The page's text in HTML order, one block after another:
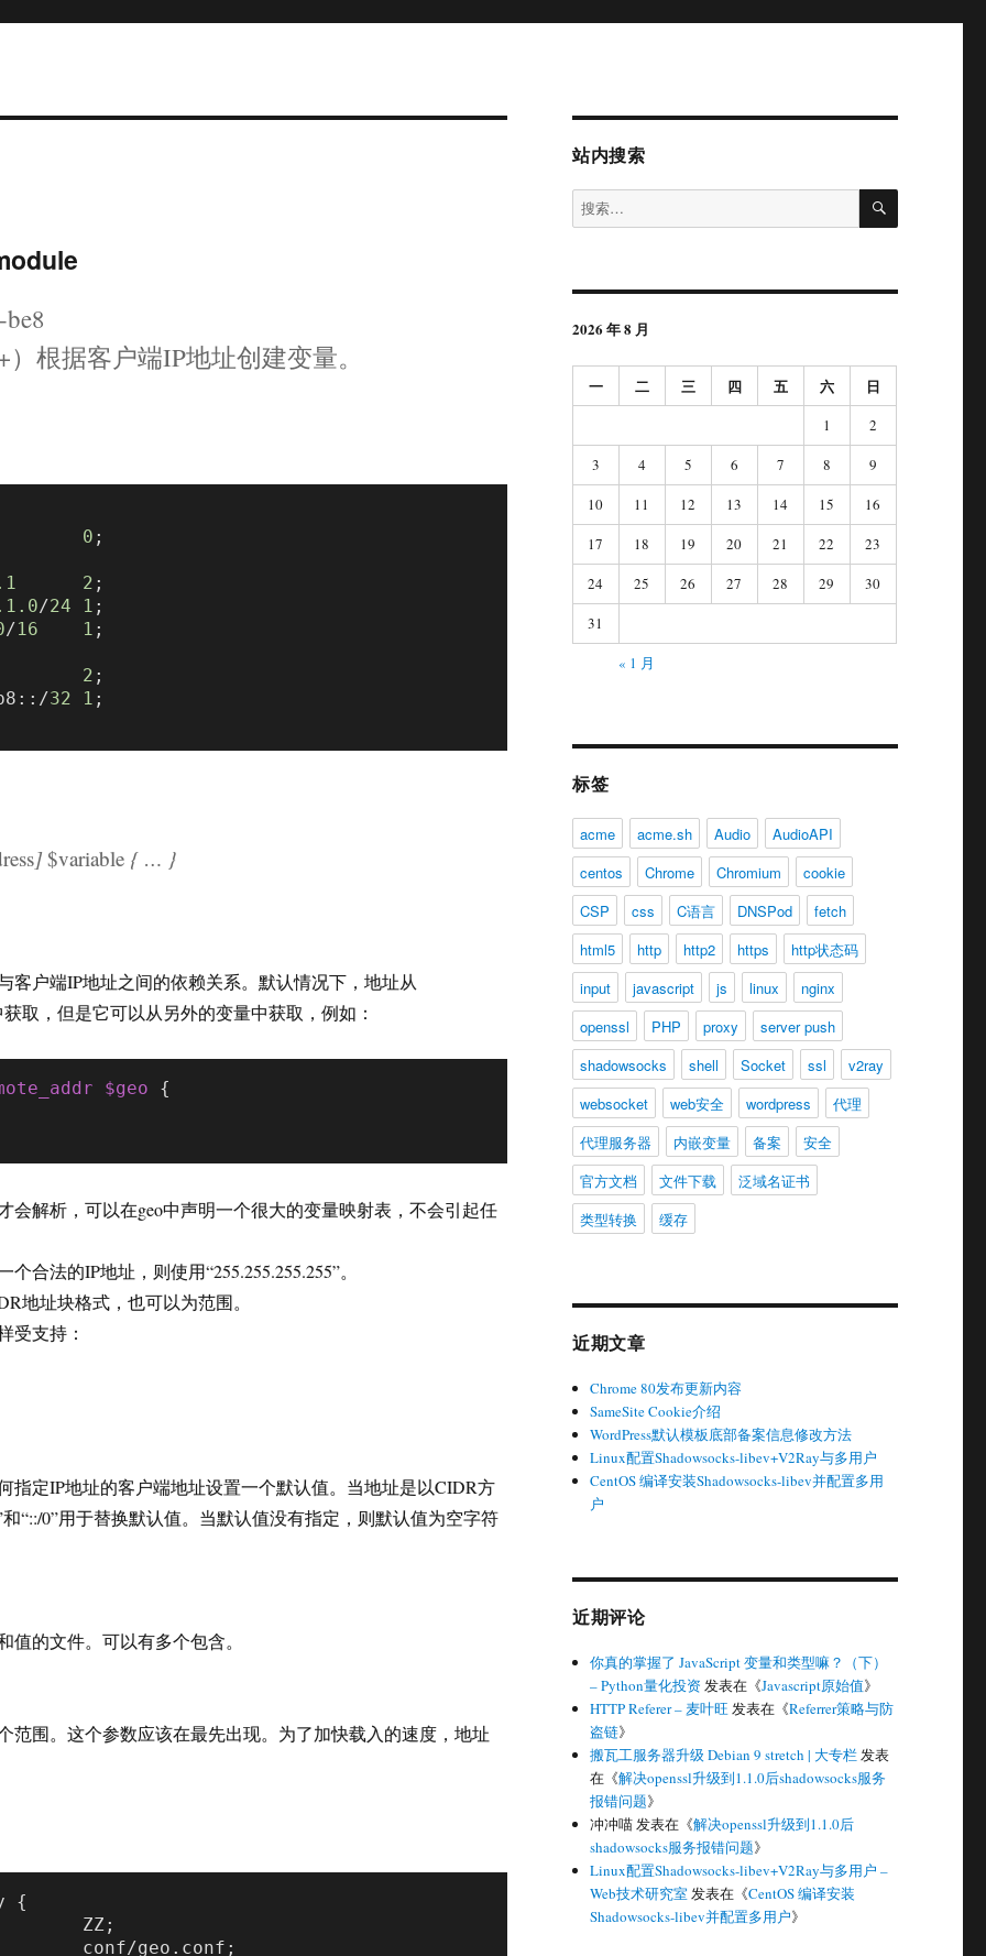
）根据客户端IP地址创建变量。
0 ;
2 ;
.0/24 1 ;
/16 1 ;
2 ;
32 1 ;
]$variable{ … }
客户端IP地址之间的依赖关系。默认情况下，地址从
获取，但是它可以从另外的变量中获取，例如：
$geo {
会解析，可以在geo中声明一个很大的变量映射表，不会引起任
合法的IP地址，则使用“255.255.255.255”。
地址块格式，也可以为范围。
受支持：
指定IP地址的客户端地址设置一个默认值。当地址是以CIDR方
和“::/0”用于替换默认值。当默认值没有指定，则默认值为空字符
值的文件。可以有多个包含。
范围。这个参数应该在最先出现。为了加快载入的速度，地址
{
ZZ;
conf/geo.conf;
站内搜索
搜
索：
搜
2026 年 8 月
一 二 三 四 五 六 日
1
2
3
4 5 6 7 8
9
10
11 12 13 14 15
16
17
18 19 20 21 22
23
24
25 26 27 28 29
30
31
« 1 月
标签
acme acme.sh Audio
AudioAPI
centos
Chrome Chromium
cookie
CSP
css C语言 DNSPod
fetch
html5
http http2 https
http状态码
input
javascript js linux
nginx
openssl
PHP proxy
server push
shadowsocks
shell Socket ssl
v2ray
websocket
web安全 wordpress
代理
代理服务器
内嵌变量 备案
安全
官方文档
文件下载
泛域名证书
类型转换
缓存
近期文章
Chrome 80发布更新内容
SameSite Cookie介绍
WordPress默认模板底部备案信息修改方法
Linux配置Shadowsocks-libev+V2Ray与多用户
CentOS 编译安装Shadowsocks-libev并配置多用
户
近期评论
你真的掌握了 JavaScript 变量和类型嘛？（下）
– Python量化投资 发表在《Javascript原始值》
HTTP Referer – 麦叶旺 发表在《Referrer策略与防
盗链》
搬瓦工服务器升级 Debian 9 stretch | 大专栏发表
在《解决openssl升级到1.1.0后shadowsocks服务
报错问题》
冲冲喵发表在《解决openssl升级到1.1.0后
shadowsocks服务报错问题》
Linux配置Shadowsocks-libev+V2Ray与多用户 –
Web技术研究室发表在《CentOS 编译安装
Shadowsocks-libev并配置多用户》